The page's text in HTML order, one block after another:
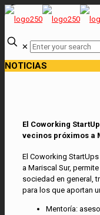
✕
NOTICIAS
El Coworking
vecinos próximos a
El Coworking
a Mariscal Sur,
sociedad en general,
para los que aportan
Mentoría: